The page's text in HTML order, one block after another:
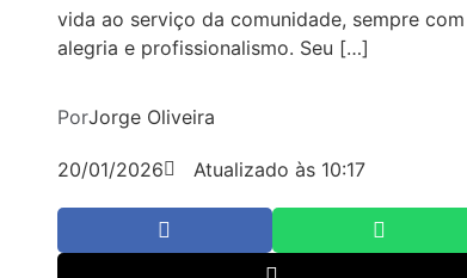
vida ao serviço da comunidade, sempre com
alegria e profissionalismo. Seu […]
PorJorge Oliveira
20/01/2026 Atualizado às 10:17